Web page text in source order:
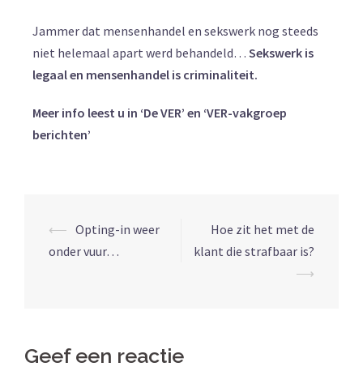
Jammer dat mensenhandel en sekswerk nog steeds
niet helemaal apart werd behandeld… Sekswerk is
legaal en mensenhandel is criminaliteit.
Meer info leest u in ‘De VER’ en ‘VER-vakgroep
berichten’
⟵ Opting-in weer
onder vuur…
Hoe zit het met de
klant die strafbaar is?
⟶
Geef een reactie